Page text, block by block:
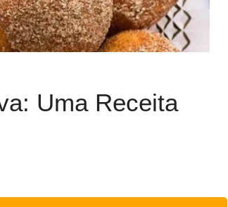
Uma Receita